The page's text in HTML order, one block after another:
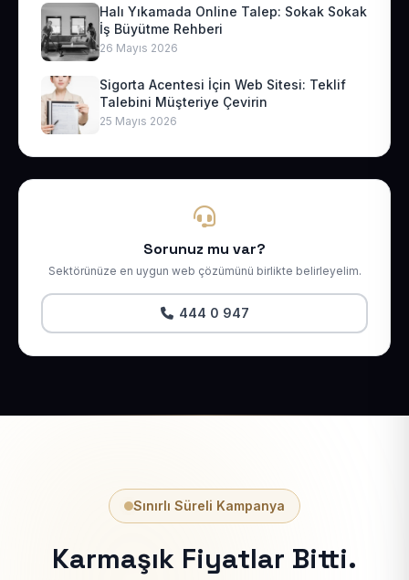
Halı Yıkamada Online Talep: Sokak Sokak
İş Büyütme Rehberi
26 Mayıs 2026
Sigorta Acentesi İçin Web Sitesi: Teklif
Talebini Müşteriye Çevirin
25 Mayıs 2026
Sorunuz mu var?
Sektörünüze en uygun web çözümünü birlikte belirleyelim.
444 0 947
Sınırlı Süreli Kampanya
Karmaşık Fiyatlar Bitti.